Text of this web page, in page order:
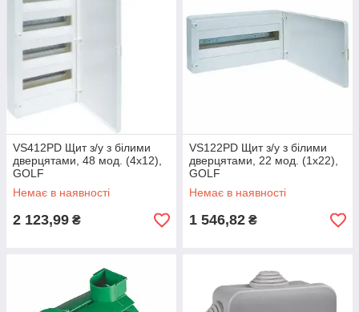
VS412PD Щит з/у з білими
дверцятами, 48 мод. (4х12),
GOLF
Немає в наявності
2 123,99 ₴
VS122PD Щит з/у з білими
дверцятами, 22 мод. (1х22),
GOLF
Немає в наявності
1 546,82 ₴